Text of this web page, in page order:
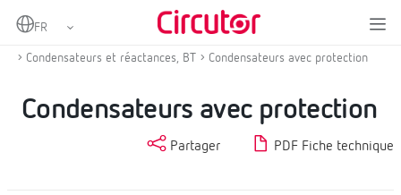
Home
Condensateurs et réactances, BT
Condensateurs avec protection
Condensateurs avec protection
Partager PDF Fiche technique